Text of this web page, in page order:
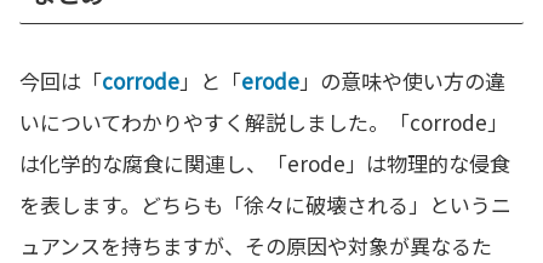
今回は「corrode」と「erode」の意味や使い方の違
いについてわかりやすく解説しました。「corrode」
は化学的な腐食に関連し、「erode」は物理的な侵食
を表します。どちらも「徐々に破壊される」というニ
ュアンスを持ちますが、その原因や対象が異なるた